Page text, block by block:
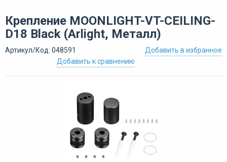
Крепление MOONLIGHT-VT-CEILING-
D18 Black (Arlight, Металл)
Артикул/Код: 048591
Добавить в избранное
Добавить к сравнению